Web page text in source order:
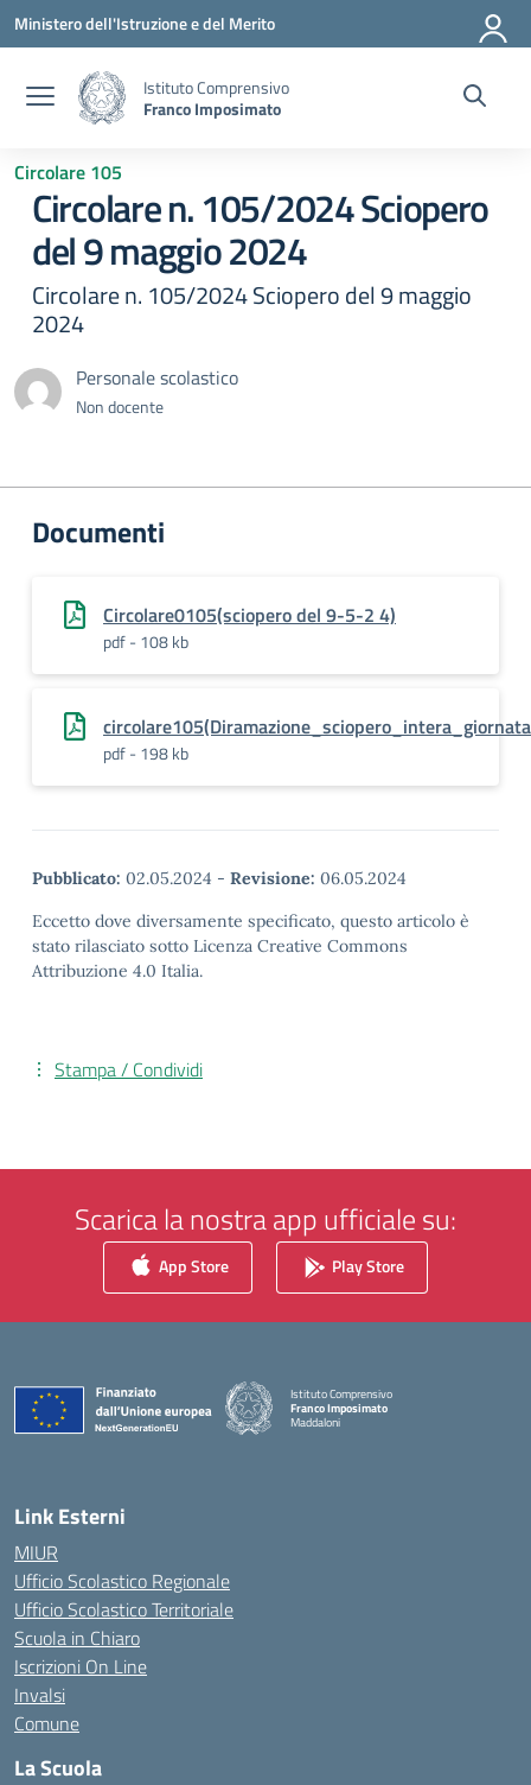
Vai ai contenuti
Vai al menu di navigazione
Vai al footer
Ministero dell'Istruzione e del Merito
Istituto Comprensivo
Franco Imposimato
Circolare 105
Circolare n. 105/2024 Sciopero
del 9 maggio 2024
Circolare n. 105/2024 Sciopero del 9 maggio
2024
Personale scolastico
Non docente
Documenti
Circolare0105(sciopero del 9-5-2 4)
pdf - 108 kb
pdf - 198 kb
Pubblicato: 02.05.2024 - Revisione: 06.05.2024
Eccetto dove diversamente specificato, questo articolo è
stato rilasciato sotto Licenza Creative Commons
Attribuzione 4.0 Italia.
Stampa / Condividi
Scarica la nostra app ufficiale su:
App Store Play Store
Istituto Comprensivo
Franco Imposimato
Maddaloni
Link Esterni
MIUR
Ufficio Scolastico Regionale
Ufficio Scolastico Territoriale
Scuola in Chiaro
Iscrizioni On Line
Invalsi
Comune
La Scuola